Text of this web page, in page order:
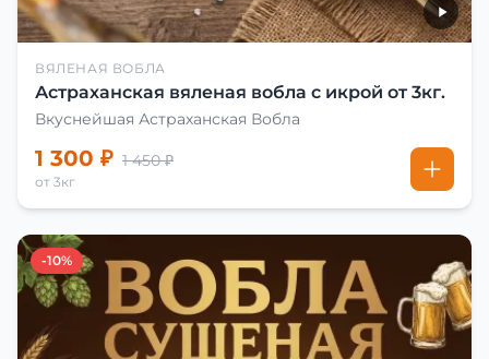
ВЯЛЕНАЯ ВОБЛА
Астраханская вяленая вобла с икрой от 3кг.
Вкуснейшая Астраханская Вобла
1 300 ₽ 1 450 ₽
от 3кг
-10%